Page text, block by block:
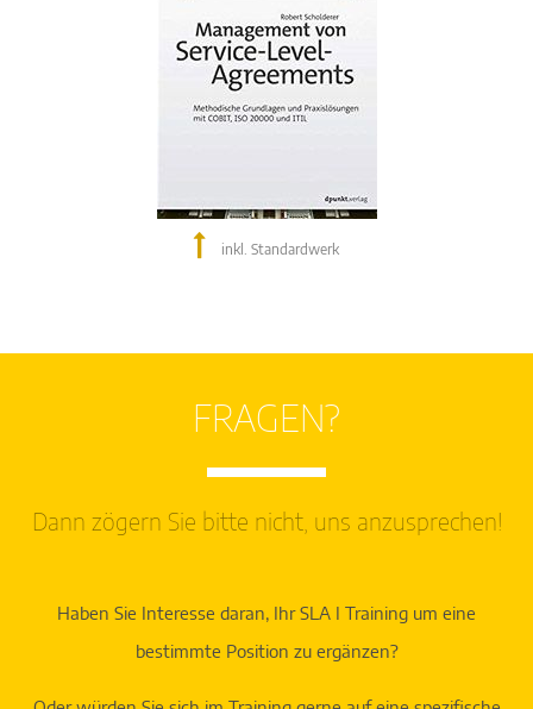
inkl. Standardwerk
FRAGEN?
Dann zögern Sie bitte nicht, uns anzusprechen!
Haben Sie Interesse daran, Ihr SLA I Training um eine
bestimmte Position zu ergänzen?